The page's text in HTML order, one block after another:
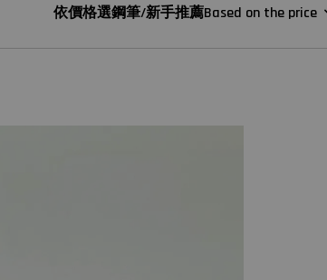
依價格選鋼筆/新手推薦Based on the price